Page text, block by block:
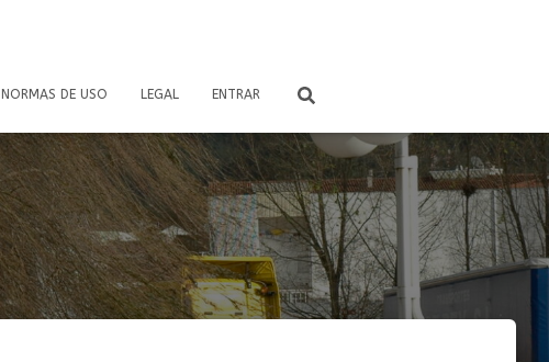
NORMAS DE USO LEGAL ENTRAR